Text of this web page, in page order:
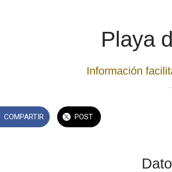
Playa
Información
COMPARTIR POST